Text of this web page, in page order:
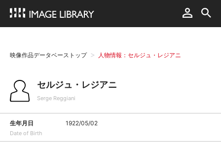
映像作品データベーストップ 人物情報：セルジュ・レジアニ
セルジュ・レジアニ
Serge Reggiani
生年月日
Date of Birth
1922/05/02